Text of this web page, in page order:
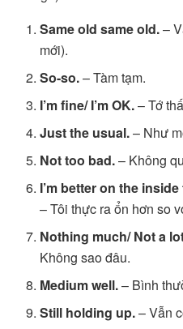
Same old same old.–
mới).
So-so.– Tàm tạm.
I’m fine/ I’m OK.– Tớ
Just the usual.– Như
Not too bad.– Không
I’m better on the
– Tôi thực ra ổn hơn so
Nothing much/ Not a
Không sao đâu.
Medium well.– Bình
Still holding up.– Vẫn